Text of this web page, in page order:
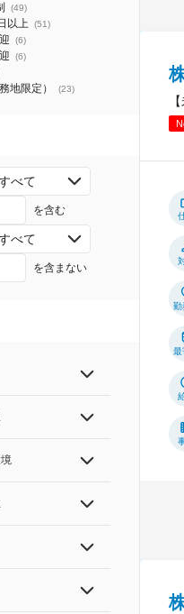
(49)
以上 (51)
(6)
(6)
地限定） (23)
べて
を含む
べて
を含まない
勤
最